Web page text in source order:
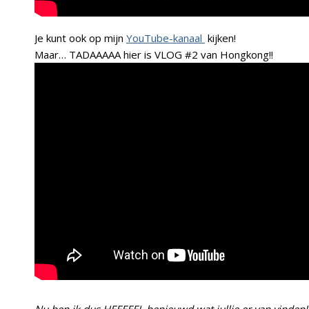
Je kunt ook op mijn YouTube-kanaal kijken!
Maar… TADAAAAA hier is VLOG #2 van Hongkong!!